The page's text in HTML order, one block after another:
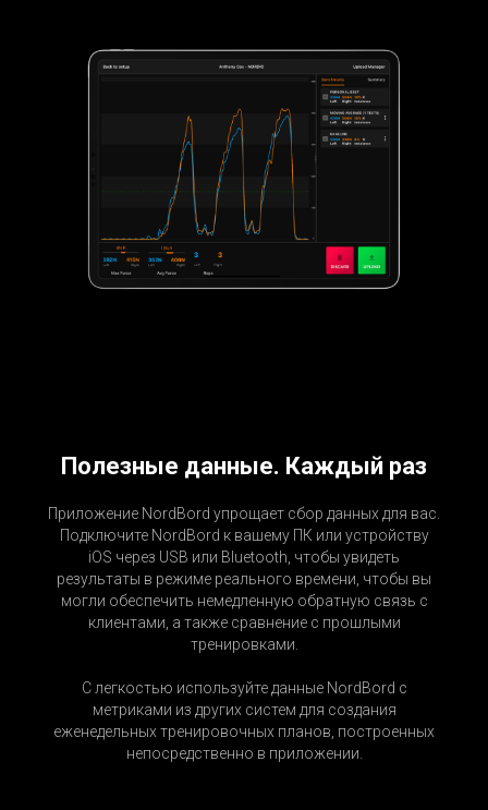
Полезные данные. Каждый раз
Приложение NordBord упрощает сбор данных для вас.
Подключите NordBord к вашему ПК или устройству
iOS через USB или Bluetooth, чтобы увидеть
результаты в режиме реального времени, чтобы вы
могли обеспечить немедленную обратную связь с
клиентами, а также сравнение с прошлыми
тренировками.
С легкостью используйте данные NordBord с
метриками из других систем для создания
еженедельных тренировочных планов, построенных
непосредственно в приложении.